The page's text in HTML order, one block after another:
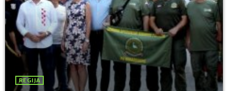
REGIJA